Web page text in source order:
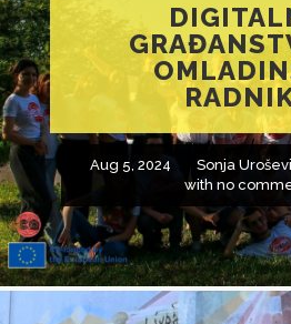
Aug 5, 2024 Sonja
with no